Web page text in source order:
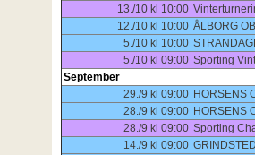
13./10 kl 10:00
12./10 kl 10:00 ÅLBORG
5./10 kl 10:00
5./10 kl 09:00 Sporting
September
29./9 kl 09:00 HORSENS
28./9 kl 09:00 HORSENS
28./9 kl 09:00 Sporting
14./9 kl 09:00